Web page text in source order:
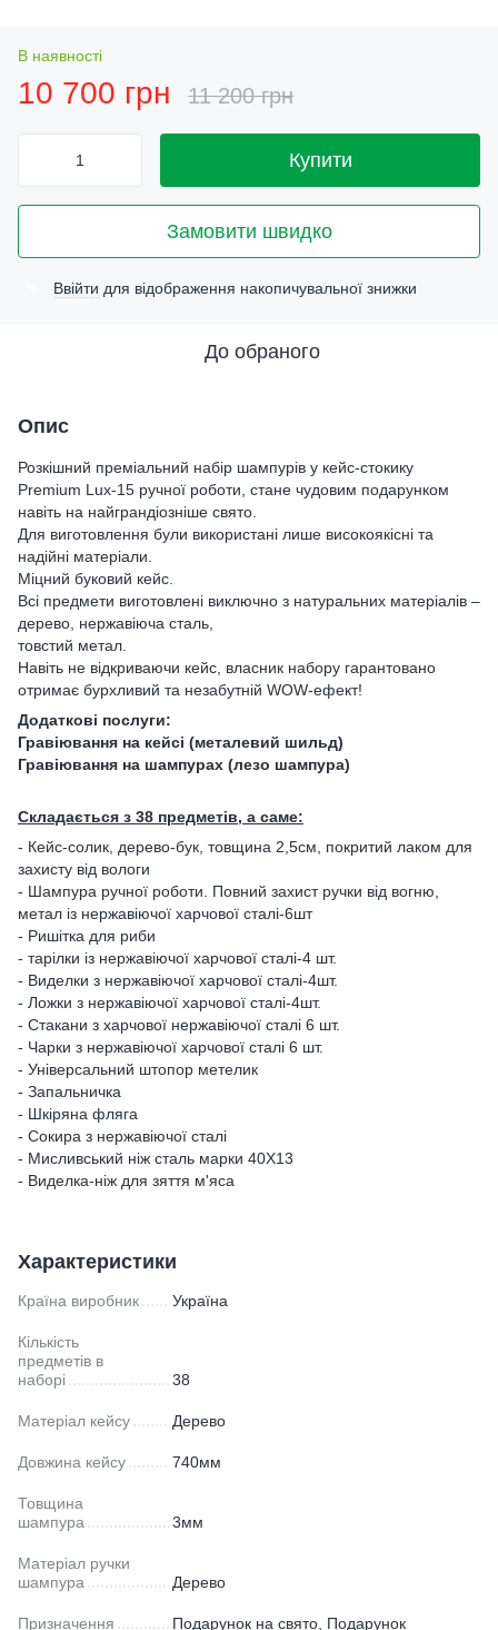
В наявності
10 700 грн 11 200 грн
Купити
Замовити швидко
Ввійти для відображення накопичувальної знижки
До обраного
Опис
Розкішний преміальний набір шампурів у кейс-стокику
Premium Lux-15 ручної роботи, стане чудовим подарунком
навіть на найграндіозніше свято.
Для виготовлення були використані лише високоякісні та
надійні матеріали.
Міцний буковий кейс.
Всі предмети виготовлені виключно з натуральних матеріалів –
дерево, нержавіюча сталь,
товстий метал.
Навіть не відкриваючи кейс, власник набору гарантовано
отримає бурхливий та незабутній WOW-ефект!
Додаткові послуги:
Гравіювання на кейсі (металевий шильд)
Гравіювання на шампурах (лезо шампура)
Складається з 38 предметів, а саме:
- Кейс-солик, дерево-бук, товщина 2,5см, покритий лаком для
захисту від вологи
- Шампура ручної роботи. Повний захист ручки від вогню,
метал із нержавіючої харчової сталі-6шт
- Ришітка для риби
- тарілки із нержавіючої харчової сталі-4 шт.
- Виделки з нержавіючої харчової сталі-4шт.
- Ложки з нержавіючої харчової сталі-4шт.
- Стакани з харчової нержавіючої сталі 6 шт.
- Чарки з нержавіючої харчової сталі 6 шт.
- Універсальний штопор метелик
- Запальничка
- Шкіряна фляга
- Сокира з нержавіючої сталі
- Мисливський ніж сталь марки 40Х13
- Виделка-ніж для зяття м'яса
Характеристики
Країна виробник Україна
Кількість
предметів в
наборі
38
Матеріал кейсу Дерево
Довжина кейсу 740мм
Товщина
шампура
3мм
Матеріал ручки
шампура
Дерево
Призначення Подарунок на свято, Подарунок